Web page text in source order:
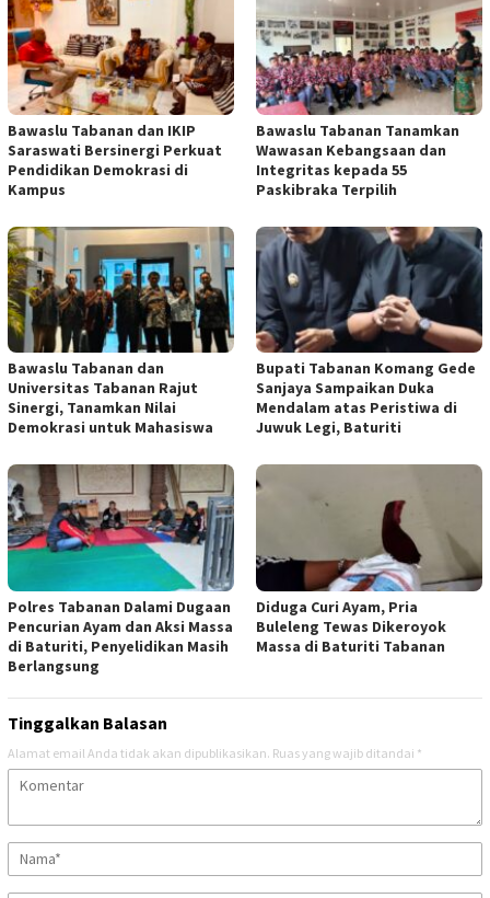
Bawaslu Tabanan dan IKIP
Saraswati Bersinergi Perkuat
Pendidikan Demokrasi di
Kampus
Bawaslu Tabanan Tanamkan
Wawasan Kebangsaan dan
Integritas kepada 55
Paskibraka Terpilih
Bawaslu Tabanan dan
Universitas Tabanan Rajut
Sinergi, Tanamkan Nilai
Demokrasi untuk Mahasiswa
Bupati Tabanan Komang Gede
Sanjaya Sampaikan Duka
Mendalam atas Peristiwa di
Juwuk Legi, Baturiti
Polres Tabanan Dalami Dugaan
Pencurian Ayam dan Aksi Massa
di Baturiti, Penyelidikan Masih
Berlangsung
Diduga Curi Ayam, Pria
Buleleng Tewas Dikeroyok
Massa di Baturiti Tabanan
Tinggalkan Balasan
Alamat email Anda tidak akan dipublikasikan. Ruas yang wajib ditandai *